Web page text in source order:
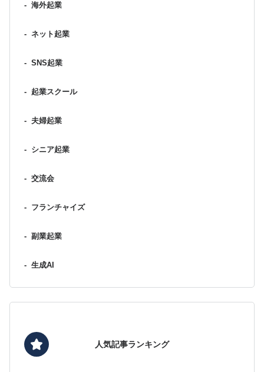
- 海外起業
- ネット起業
- SNS起業
- 起業スクール
- 夫婦起業
- シニア起業
- 交流会
- フランチャイズ
- 副業起業
- 生成AI
人気記事ランキング